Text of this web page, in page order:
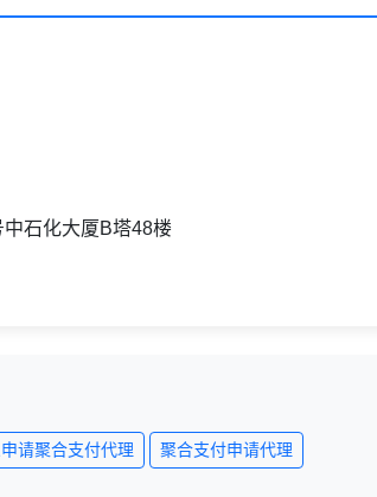
石化大厦B塔48楼
请聚合支付代理 聚合支付申请代理